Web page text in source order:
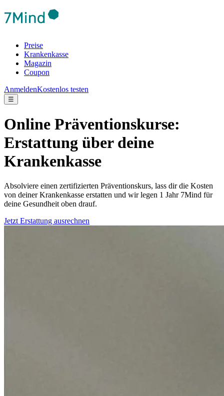
Preise
Krankenkasse
Magazin
Coupon
AnmeldenKostenlos testen
☰
Online Präventionskurse:
Erstattung über deine
Krankenkasse
Absolviere einen zertifizierten Präventionskurs, lass dir die Kosten
von deiner Krankenkasse erstatten und wir legen 1 Jahr 7Mind für
deine Gesundheit oben drauf.
Jetzt Erstattung ausrechnen